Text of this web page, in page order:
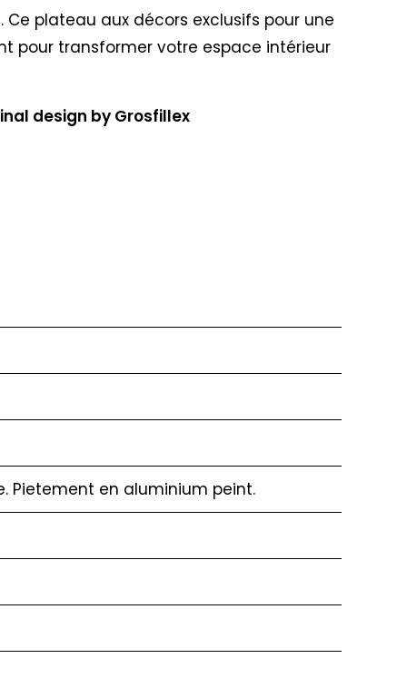
Ce plateau aux décors exclusifs pour une
pour transformer votre espace intérieur
design by Grosfillex
Pietement en aluminium peint.